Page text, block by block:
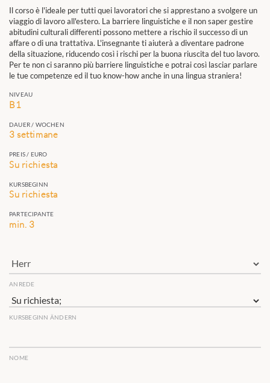
Il corso è l'ideale per tutti quei lavoratori che si apprestano a svolgere un
viaggio di lavoro all'estero. La barriere linguistiche e il non saper gestire
abitudini culturali differenti possono mettere a rischio il successo di un
affare o di una trattativa. L'insegnante ti aiuterà a diventare padrone
della situazione, riducendo così i rischi per la buona riuscita del tuo lavoro.
Per te non ci saranno più barriere linguistiche e potrai così lasciar parlare
le tue competenze ed il tuo know-how anche in una lingua straniera!
NIVEAU
B1
DAUER / WOCHEN
3 settimane
PREIS / EURO
Su richiesta
KURSBEGINN
Su richiesta
PARTECIPANTE
min. 3
ANREDE
KURSBEGINN ÄNDERN
NOME